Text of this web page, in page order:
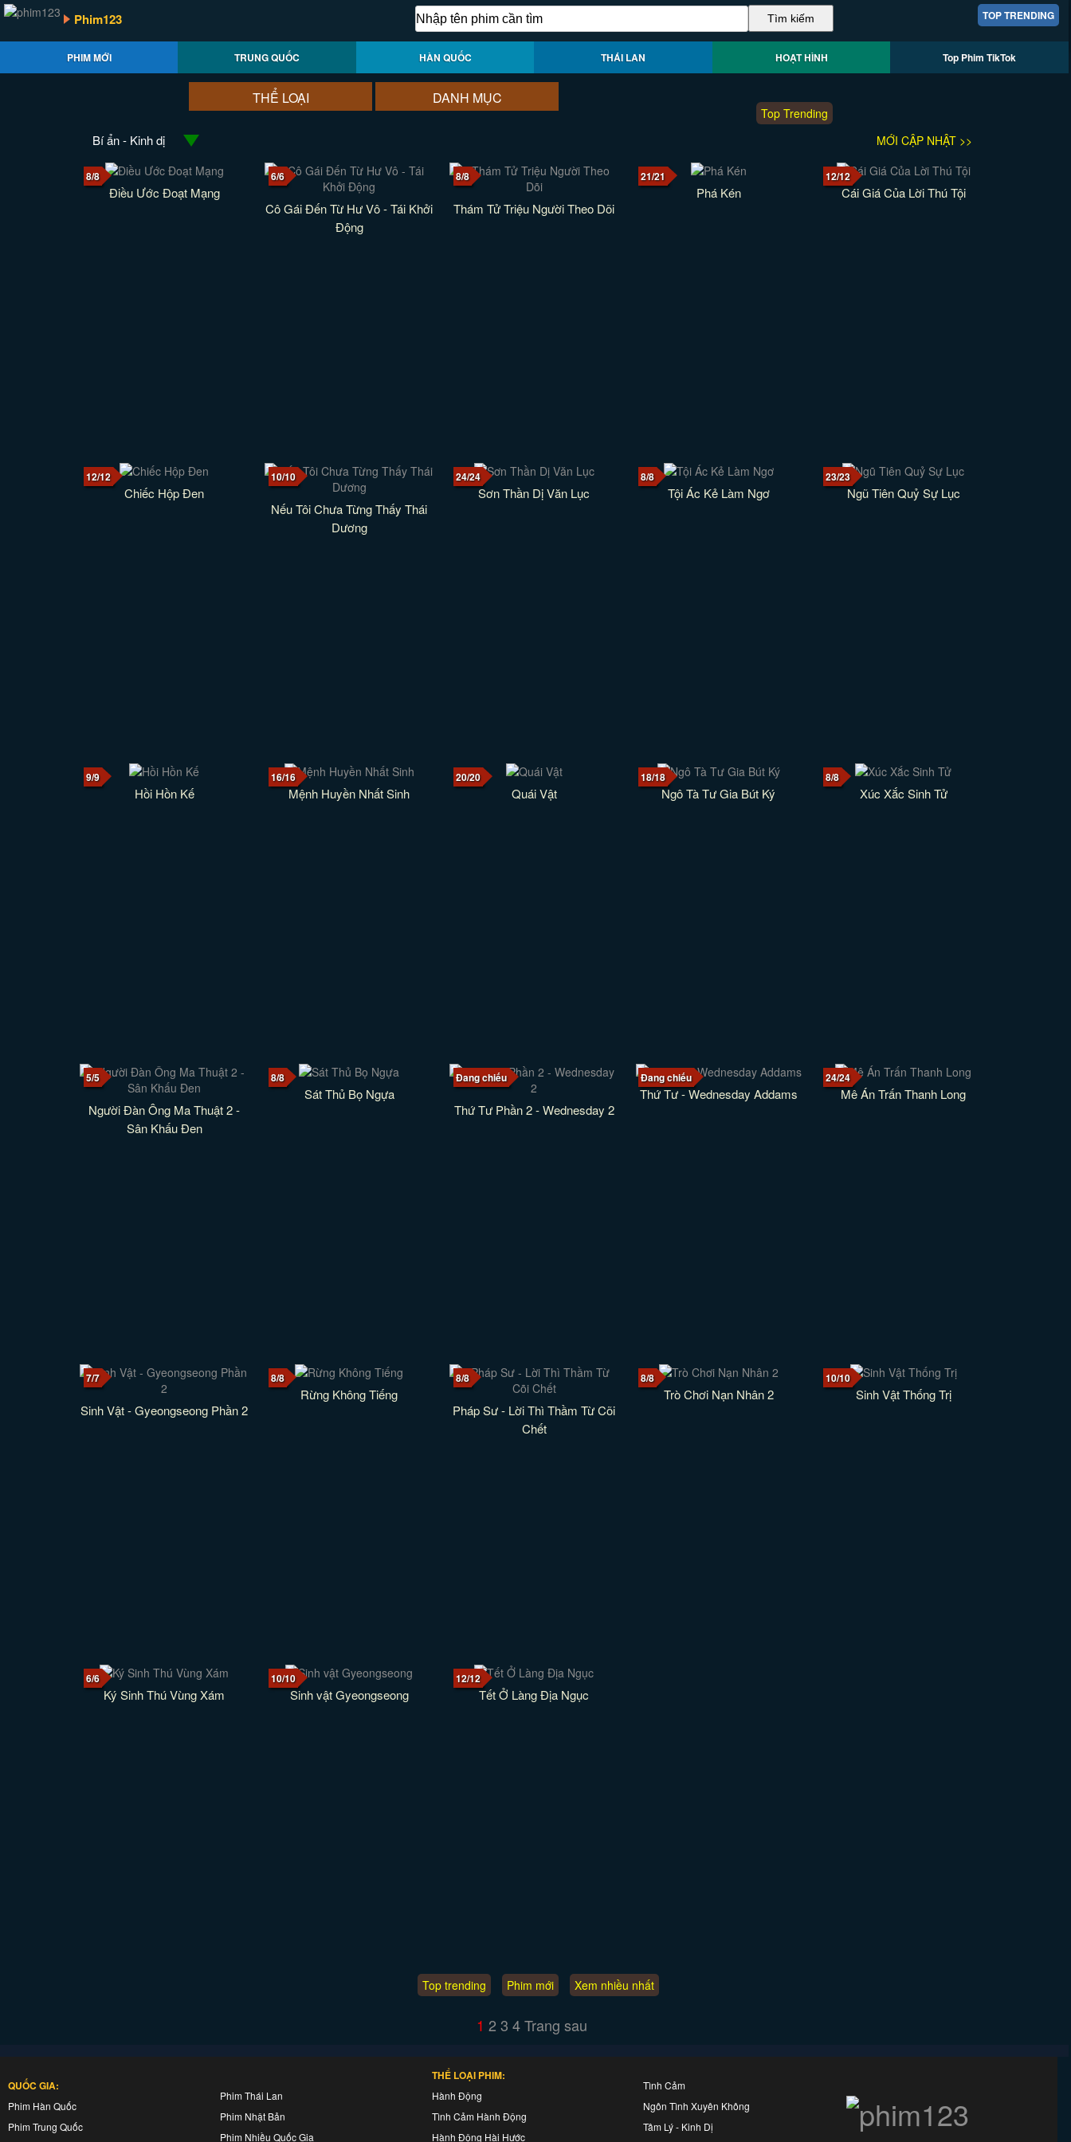
TOP TRENDING
Phim123
PHIM MỚI TRUNG QUỐC HÀN QUỐC THÁI LAN HOẠT HÌNH Top Phim TikTok
THỂ LOẠI DANH MỤC
Top Trending
Bí ẩn - Kinh dị MỚI CẬP NHẬT >>
8/8
Điều Ước Đoạt Mạng
6/6
Cô Gái Đến Từ Hư Vô - Tái Khởi
Động
8/8
Thám Tử Triệu Người Theo Dõi
21/21
Phá Kén
12/12
Cái Giá Của Lời Thú Tội
12/12
Chiếc Hộp Đen
10/10
Nếu Tôi Chưa Từng Thấy Thái
Dương
24/24
Sơn Thần Dị Văn Lục
8/8
Tội Ác Kẻ Làm Ngơ
23/23
Ngũ Tiên Quỷ Sự Lục
9/9
Hồi Hồn Kế
16/16
Mệnh Huyền Nhất Sinh
20/20
Quái Vật
18/18
Ngô Tà Tư Gia Bút Ký
8/8
Xúc Xắc Sinh Tử
5/5
Người Đàn Ông Ma Thuật 2 -
Sân Khấu Đen
8/8
Sát Thủ Bọ Ngựa
Đang chiếu
Thứ Tư Phần 2 - Wednesday 2
Đang chiếu
Thứ Tư - Wednesday Addams
24/24
Mê Án Trấn Thanh Long
7/7
Sinh Vật - Gyeongseong Phần 2
8/8
Rừng Không Tiếng
8/8
Pháp Sư - Lời Thì Thầm Từ Cõi
Chết
8/8
Trò Chơi Nạn Nhân 2
10/10
Sinh Vật Thống Trị
6/6
Ký Sinh Thú Vùng Xám
10/10
Sinh vật Gyeongseong
12/12
Tết Ở Làng Địa Ngục
Top trending Phim mới Xem nhiều nhất
1 2 3 4 Trang sau
QUỐC GIA:
Phim Hàn Quốc
Phim Trung Quốc
Phim Thái Lan
Phim Nhật Bản
Phim Nhiều Quốc Gia
THỂ LOẠI PHIM:
Hành Động
Tình Cảm Hành Động
Hành Động Hài Hước
Tình Cảm
Ngôn Tình Xuyên Không
Tâm Lý - Kinh Dị